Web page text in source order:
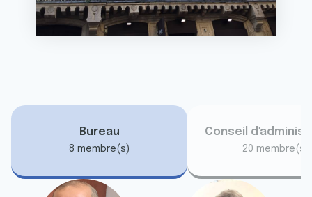
Bureau
8 membre(s)
Conseil
20 membre(s)